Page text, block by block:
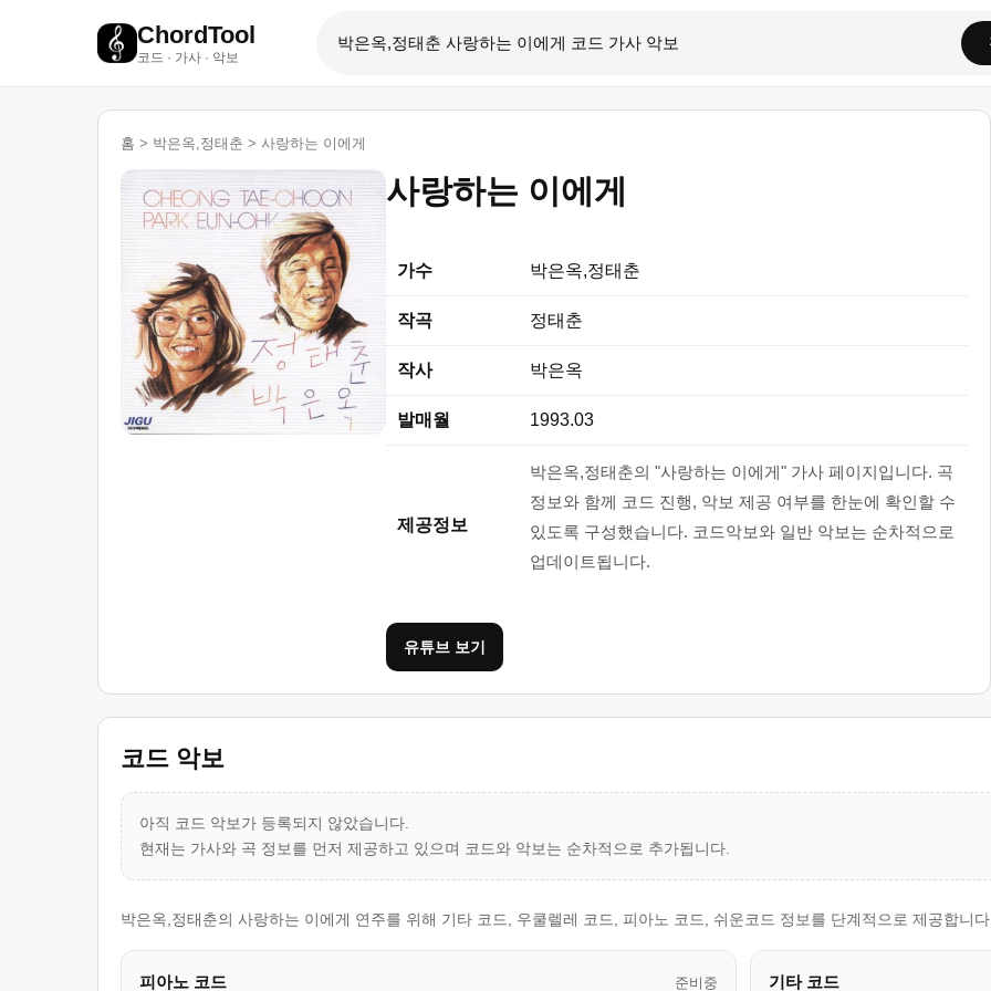
ChordTool
코드 · 가사 · 악보
홈 > 박은옥,정태춘 > 사랑하는 이에게
사랑하는 이에게
가수 박은옥,정태춘
작곡 정태춘
작사 박은옥
발매월 1993.03
제공정보
박은옥,정태춘의 "사랑하는 이에게" 가사 페이지입니다. 곡
정보와 함께 코드 진행, 악보 제공 여부를 한눈에 확인할 수
있도록 구성했습니다. 코드악보와 일반 악보는 순차적으로
업데이트됩니다.
유튜브 보기
코드 악보
아직 코드 악보가 등록되지 않았습니다.
현재는 가사와 곡 정보를 먼저 제공하고 있으며 코드와 악보는 순차적으로 추가됩니다.
박은옥,정태춘의 사랑하는 이에게 연주를 위해 기타 코드, 우쿨렐레 코드, 피아노 코드, 쉬운코드 정보를 단계적으로 제공합니다.
피아노 코드 준비중 기타 코드